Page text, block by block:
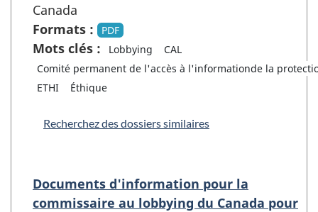
Canada
Formats :
PDF
Mots clés : Lobbying
CAL
Comité permanent de l'accès à l'informationde la
ETHI
Éthique
Recherchez des dossiers similaires
Documents d'information pour la
commissaire au lobbying du Canada pour